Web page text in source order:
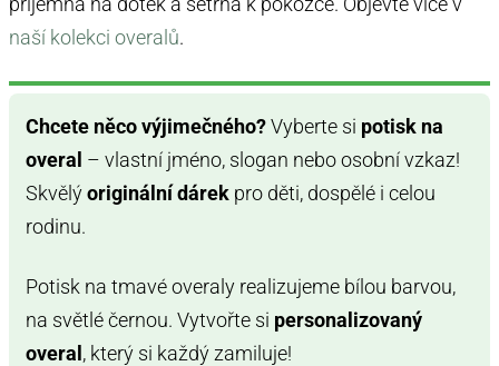
naší kolekci overalů.
Chcete něco výjimečného?Vyberte si potisk na
overal – vlastní jméno, slogan nebo osobní vzkaz!
Skvělýoriginální dárek pro děti, dospělé i celou
rodinu.
Potisk na tmavé overaly realizujeme bílou barvou,
na světlé černou. Vytvořte si personalizovaný
overal , který si každý zamiluje!